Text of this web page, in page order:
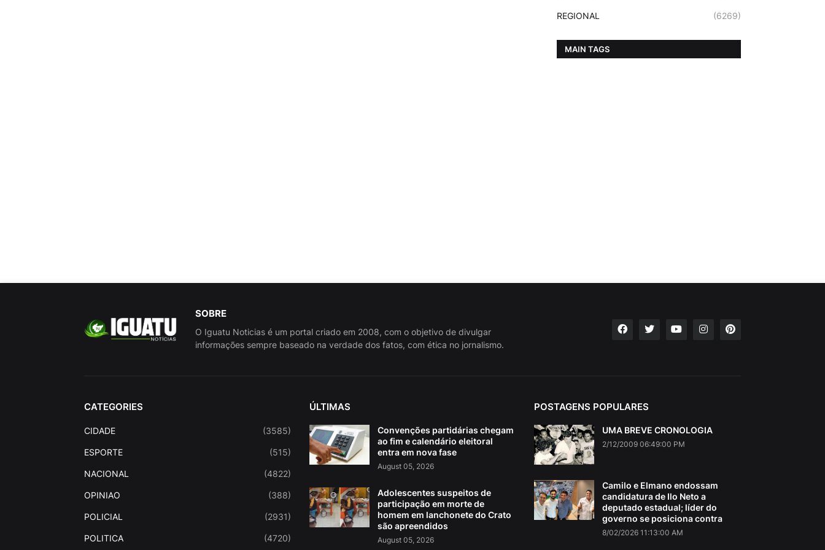
REGIONAL (6269)
MAIN TAGS
SOBRE
O Iguatu Noticias é um portal criado em 2008, com o objetivo de divulgar
informações sempre baseado na verdade dos fatos, com ética no jornalismo.
CATEGORIES
CIDADE (3585)
ESPORTE (515)
NACIONAL (4822)
OPINIAO (388)
POLICIAL (2931)
POLITICA (4720)
ÚLTIMAS
Convenções partidárias chegam
ao fim e calendário eleitoral
entra em nova fase
August 05, 2026
Adolescentes suspeitos de
participação em morte de
homem em lanchonete do Crato
são apreendidos
August 05, 2026
POSTAGENS POPULARES
UMA BREVE CRONOLOGIA
2/12/2009 06:49:00 PM
Camilo e Elmano endossam
candidatura de Ilo Neto a
deputado estadual; líder do
governo se posiciona contra
8/02/2026 11:13:00 AM